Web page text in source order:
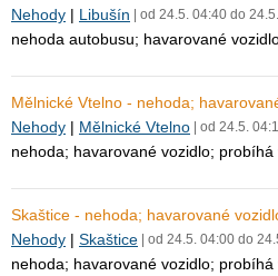
Nehody | Libušín | od 24.5. 04:40 do
nehoda autobusu; havarované
Mělnické Vtelno - nehoda;
Nehody | Mělnické Vtelno | od 24.5.
nehoda; havarované vozidlo; probíhá
Skaštice - nehoda; havarované
Nehody | Skaštice | od 24.5. 04:00 do
nehoda; havarované vozidlo; probíhá